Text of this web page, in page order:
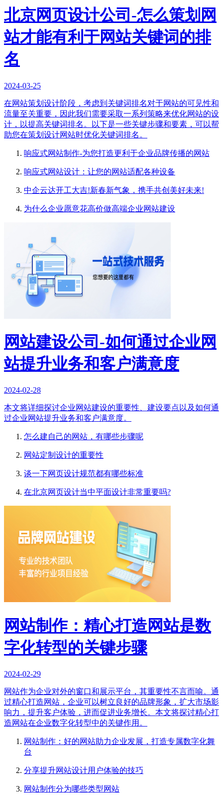
北京网页设计公司-怎么策划网
站才能有利于网站关键词的排
名
2024-03-25
在网站策划设计阶段，考虑到关键词排名对于网站的可见性和
流量至关重要，因此我们需要采取一系列策略来优化网站的设
计，以提高关键词排名。以下是一些关键步骤和要素，可以帮
助您在策划设计网站时优化关键词排名。
响应式网站制作-为您打造更利于企业品牌传播的网站
响应式网站设计：让您的网站适配各种设备
中企云达开工大吉!新春新气象，携手共创美好未来!
为什么企业愿意花高价做高端企业网站建设
网站建设公司-如何通过企业网
站提升业务和客户满意度
2024-02-28
本文将详细探讨企业网站建设的重要性、建设要点以及如何通
过企业网站提升业务和客户满意度。
怎么建自己的网站，有哪些步骤呢
网站定制设计的重要性
谈一下网页设计规范都有哪些标准
在北京网页设计当中平面设计非常重要吗?
网站制作：精心打造网站是数
字化转型的关键步骤
2024-02-29
网站作为企业对外的窗口和展示平台，其重要性不言而喻。通
过精心打造网站，企业可以树立良好的品牌形象，扩大市场影
响力，提升客户体验，进而促进业务增长。本文将探讨精心打
造网站在企业数字化转型中的关键作用。
网站制作：好的网站助力企业发展，打造专属数字化舞
台
分享提升网站设计用户体验的技巧
网站制作分为哪些类型网站